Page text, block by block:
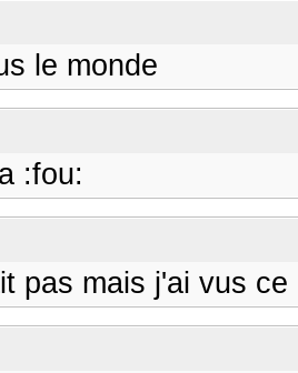
le monde
:fou:
pas mais j'ai vus